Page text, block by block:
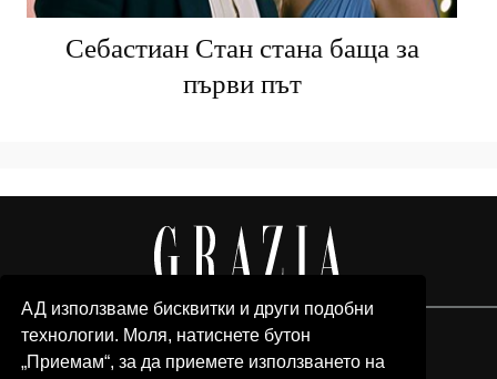
АД използваме бисквитки и други подобни
технологии. Моля, натиснете бутон
„Приемам“, за да приемете използването на
Себастиан Стан стана баща за
първи път